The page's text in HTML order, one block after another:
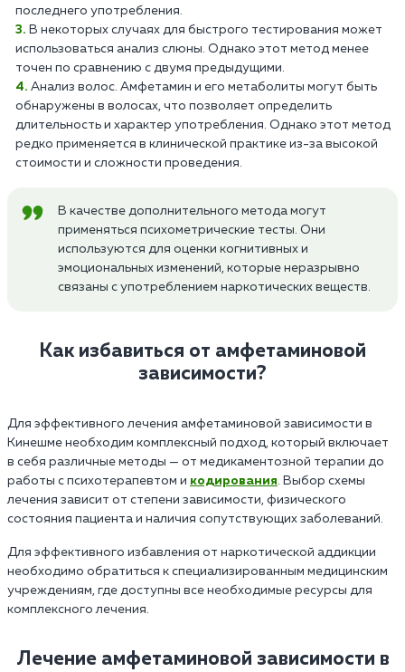
последнего употребления.
В некоторых случаях для быстрого тестирования может
использоваться анализ слюны. Однако этот метод менее
точен по сравнению с двумя предыдущими.
Анализ волос. Амфетамин и его метаболиты могут быть
обнаружены в волосах, что позволяет определить
длительность и характер употребления. Однако этот метод
редко применяется в клинической практике из-за высокой
стоимости и сложности проведения.
В качестве дополнительного метода могут
применяться психометрические тесты. Они
используются для оценки когнитивных и
эмоциональных изменений, которые неразрывно
связаны с употреблением наркотических веществ.
Как избавиться от амфетаминовой
зависимости?
Для эффективного лечения амфетаминовой зависимости в
Кинешме необходим комплексный подход, который включает
в себя различные методы — от медикаментозной терапии до
работы с психотерапевтом и кодирования. Выбор схемы
лечения зависит от степени зависимости, физического
состояния пациента и наличия сопутствующих заболеваний.
Для эффективного избавления от наркотической аддикции
необходимо обратиться к специализированным медицинским
учреждениям, где доступны все необходимые ресурсы для
комплексного лечения.
Лечение амфетаминовой зависимости в